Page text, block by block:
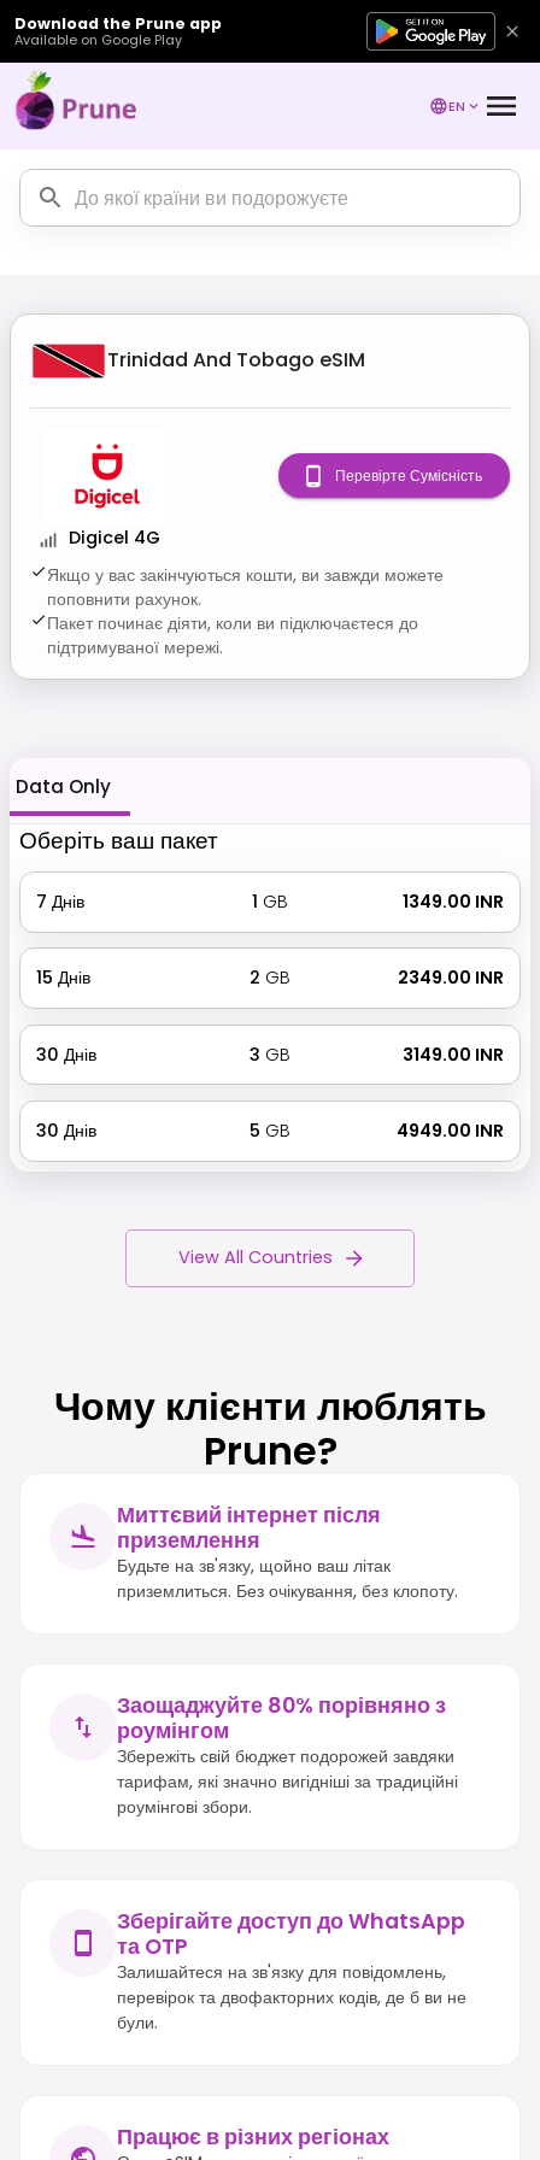
Download the Prune app
Available on Google Play
EN
Trinidad And Tobago eSIM
Digicel 4G
Якщо у вас закінчуються кошти, ви завжди можете
поповнити рахунок.
Пакет починає діяти, коли ви підключаєтеся до
підтримуваної мережі.
Перевірте Сумісність
Data Only
Оберіть ваш пакет
7 Днів 1 GB ₹ 1349.00 INR
15 Днів 2 GB ₹ 2349.00 INR
30 Днів 3 GB ₹ 3149.00 INR
30 Днів 5 GB ₹ 4949.00 INR
View All Countries
Чому клієнти люблять
Prune?
Миттєвий інтернет після
приземлення
Будьте на зв'язку, щойно ваш літак
приземлиться. Без очікування, без клопоту.
Заощаджуйте 80% порівняно з
роумінгом
Збережіть свій бюджет подорожей завдяки
тарифам, які значно вигідніші за традиційні
роумінгові збори.
Зберігайте доступ до WhatsApp
та OTP
Залишайтеся на зв'язку для повідомлень,
перевірок та двофакторних кодів, де б ви не
були.
Працює в різних регіонах